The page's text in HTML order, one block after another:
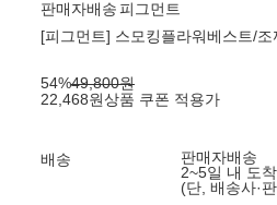
판매자배송피그먼트
[피그먼트] 스모킹플라워베스트/
54%49,800원
22,468원상품 쿠폰 적용가
배송
판매자배송
2~5일 내 도착
(단, 배송사·